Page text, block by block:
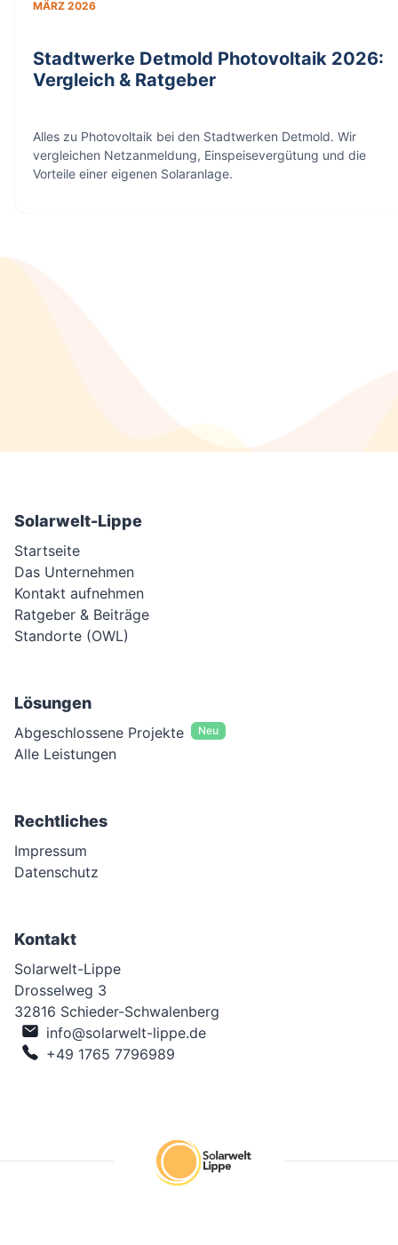
MÄRZ 2026
Stadtwerke Detmold Photovoltaik 2026:
Vergleich & Ratgeber
Alles zu Photovoltaik bei den Stadtwerken Detmold. Wir
vergleichen Netzanmeldung, Einspeisevergütung und die
Vorteile einer eigenen Solaranlage.
Solarwelt-Lippe
Startseite
Das Unternehmen
Kontakt aufnehmen
Ratgeber & Beiträge
Standorte (OWL)
Lösungen
Abgeschlossene Projekte Neu
Alle Leistungen
Rechtliches
Impressum
Datenschutz
Kontakt
Solarwelt-Lippe
Drosselweg 3
32816 Schieder-Schwalenberg
info@solarwelt-lippe.de
+49 1765 7796989